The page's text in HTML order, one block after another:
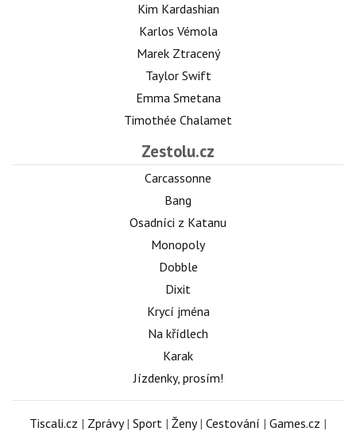
Kim Kardashian
Karlos Vémola
Marek Ztracený
Taylor Swift
Emma Smetana
Timothée Chalamet
Zestolu.cz
Carcassonne
Bang
Osadníci z Katanu
Monopoly
Dobble
Dixit
Krycí jména
Na křídlech
Karak
Jízdenky, prosím!
Tiscali.cz | Zprávy| Sport | Ženy| Cestování | Games.cz |